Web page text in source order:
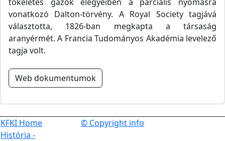
vonatkozó Dalton-törvény. A Royal Society tagjává
választotta, 1826-ban megkapta a társaság
aranyérmét. A Francia Tudományos Akadémia levelező
tagja volt.
Web dokumentumok
KFKI Home
História -
© Copyright info